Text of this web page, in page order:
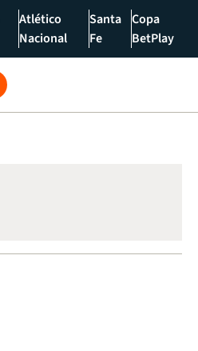
Atlético
Nacional
Santa
Fe
Copa
BetPlay